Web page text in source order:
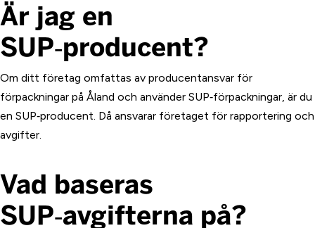
Är jag en
SUP‑producent?
Om ditt företag omfattas av producentansvar för
förpackningar på Åland och använder SUP‑förpackningar, är du
en SUP‑producent. Då ansvarar företaget för rapportering och
avgifter.
Vad baseras
SUP‑avgifterna på?